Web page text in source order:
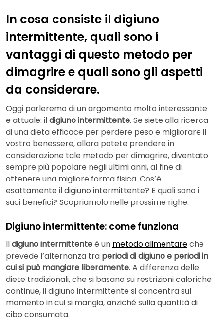
In cosa consiste il digiuno
intermittente, quali sono i
vantaggi di questo metodo per
dimagrire e quali sono gli aspetti
da considerare.
Oggi parleremo di un argomento molto interessante
e attuale: ildigiuno intermittente. Se siete alla ricerca
di una dieta efficace per perdere peso e migliorare il
vostro benessere, allora potete prendere in
considerazione tale metodo per dimagrire, diventato
sempre più popolare negli ultimi anni, al fine di
ottenere una migliore forma fisica. Cos’è
esattamente il digiuno intermittente? E quali sono i
suoi benefici? Scopriamolo nelle prossime righe.
Digiuno intermittente: come funziona
Ildigiuno intermittenteè un metodo alimentareche
prevede l’alternanza tra periodi di digiuno e periodi in
cui si può mangiare liberamente. A differenza delle
diete tradizionali, che si basano su restrizioni caloriche
continue, il digiuno intermittente si concentra sul
momento in cui si mangia, anziché sulla quantità di
cibo consumata.